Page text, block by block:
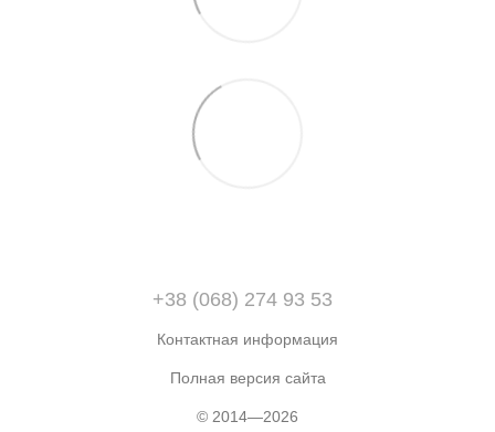
+38 (068) 274 93 53
Контактная информация
Полная версия сайта
© 2014—2026